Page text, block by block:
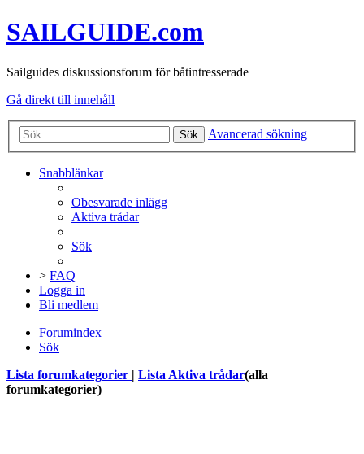
SAILGUIDE.com
Sailguides diskussionsforum för båtintresserade
Gå direkt till innehåll
Sök Avancerad sökning
Snabblänkar
Obesvarade inlägg
Aktiva trådar
Sök
> FAQ
Logga in
Bli medlem
Forumindex
Sök
Lista forumkategorier
Lista Aktiva trådar(alla
forumkategorier)